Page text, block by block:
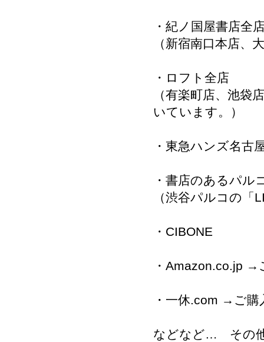
・紀ノ国屋書店全
（新宿南口本店、
・ロフト全店
（有楽町店、池袋
いています。）
・東急ハンズ名古
・書店のあるパル
（渋谷パルコの
・CIBONE
・Amazon.co.jp →
・一休.com →ご
などなど… その他